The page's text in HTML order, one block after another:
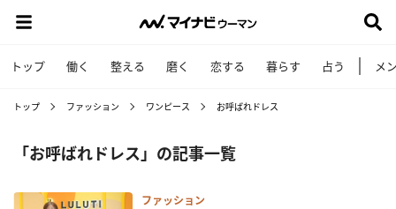
トップ 働く 整える 磨く 恋する 暮らす 占う メ
トップ ファッション ワンピース お呼ばれドレス
「お呼ばれドレス」の記事一覧
ファッション